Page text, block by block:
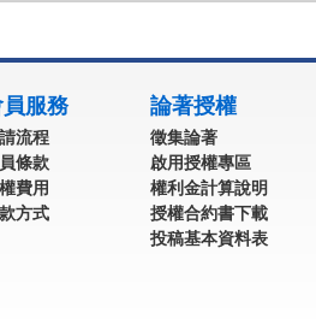
服務
流程
條款
費用
方式
論著授權
徵集論著
啟用授權專區
權利金計算說明
授權合約書下載
投稿基本資料表